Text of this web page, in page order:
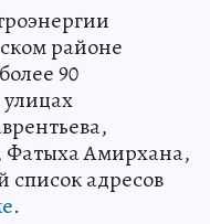
районе
90
Амирхана,
адресов
.